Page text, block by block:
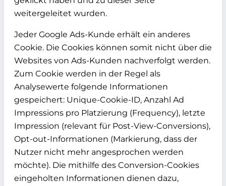
weitergeleitet wurden.
Jeder Google Ads-Kunde erhält ein anderes
Cookie. Die Cookies können somit nicht über die
Websites von Ads-Kunden nachverfolgt werden.
Zum Cookie werden in der Regel als
Analysewerte folgende Informationen
gespeichert: Unique-Cookie-ID, Anzahl Ad
Impressions pro Platzierung (Frequency), letzte
Impression (relevant für Post-View-Conversions),
Opt-out-Informationen (Markierung, dass der
Nutzer nicht mehr angesprochen werden
möchte). Die mithilfe des Conversion-Cookies
eingeholten Informationen dienen dazu,